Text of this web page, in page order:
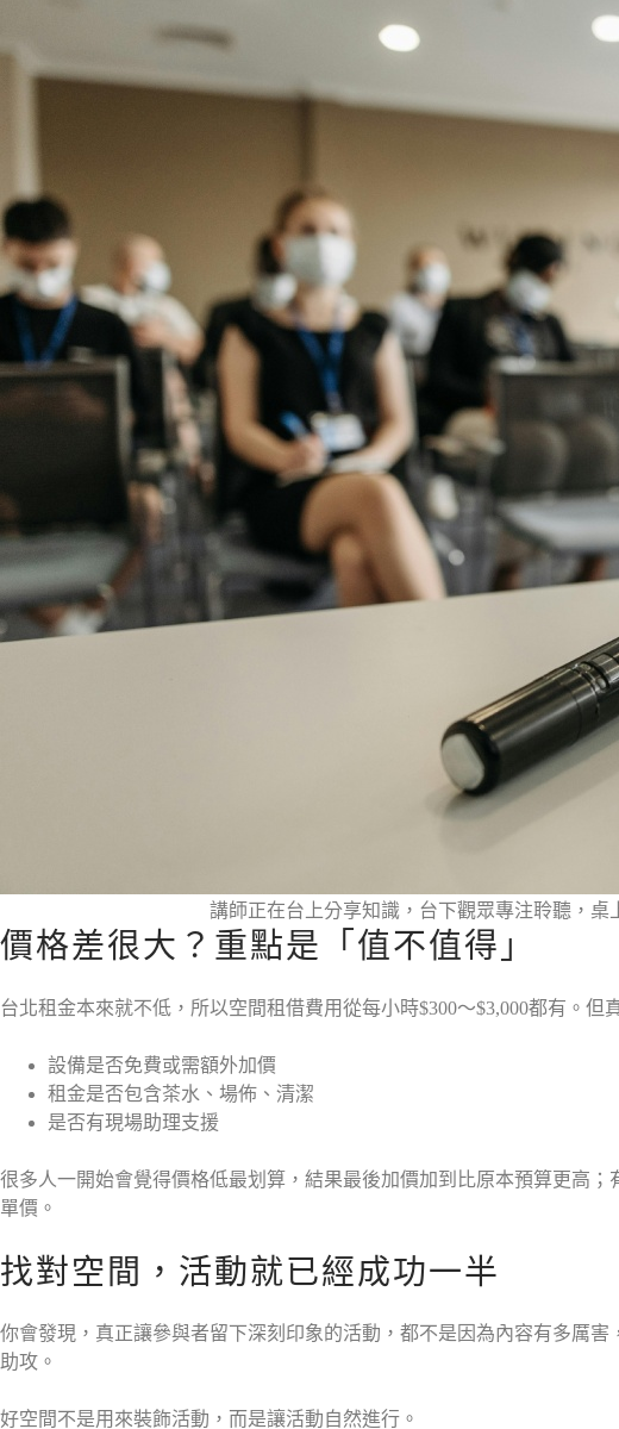
講師正在台上分享知識，台下觀眾專注聆聽，
價格差很大？重點是「值不值得」
台北租金本來就不低，所以空間租借費用從每小時$300～$3,000都有。但
設備是否免費或需額外加價
租金是否包含茶水、場佈、清潔
是否有現場助理支援
很多人一開始會覺得價格低最划算，結果最後加價加到比原本預算更高
單價。
找對空間，活動就已經成功一半
你會發現，真正讓參與者留下深刻印象的活動，都不是因為內容有多厲
助攻。
好空間不是用來裝飾活動，而是讓活動自然進行。